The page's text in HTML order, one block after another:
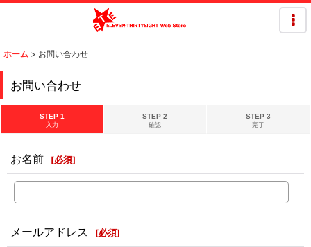
ホーム > お問い合わせ
お問い合わせ
STEP 1
入力
STEP 2
確認
STEP 3
完了
お名前 [必須]
メールアドレス [必須]